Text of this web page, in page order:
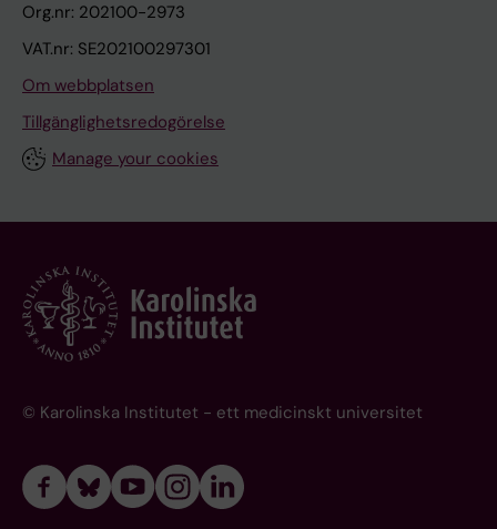
Org.nr: 202100-2973
VAT.nr: SE202100297301
Om webbplatsen
Tillgänglighetsredogörelse
Manage your cookies
© Karolinska Institutet - ett medicinskt universitet